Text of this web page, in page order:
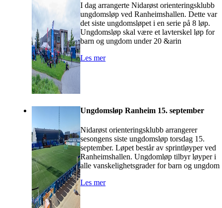
I dag arrangerte Nidarøst orienteringsklubb
ungdomsløp ved Ranheimshallen. Dette var
det siste ungdomsløpet i en serie på 8 løp.
Ungdomsløp skal være et lavterskel løp for
barn og ungdom under 20 &arin
Les mer
Ungdomsløp Ranheim 15. september
Nidarøst orienteringsklubb arrangerer
sesongens siste ungdomsløp torsdag 15.
september. Løpet består av sprintløyper ved
Ranheimshallen. Ungdomløp tilbyr løyper i
alle vanskelighetsgrader for barn og ungdom
Les mer